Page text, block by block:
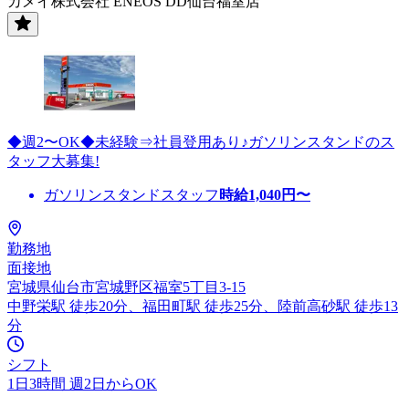
◆週2〜OK◆未経験⇒社員登用あり♪ガソリンスタンドのス
タッフ大募集!
ガソリンスタンドスタッフ 時給1,040円〜
勤務地
面接地
宮城県仙台市宮城野区福室5丁目3-15
中野栄駅 徒歩20分、福田町駅 徒歩25分、陸前高砂駅 徒歩13
分
シフト
1日3時間 週2日からOK